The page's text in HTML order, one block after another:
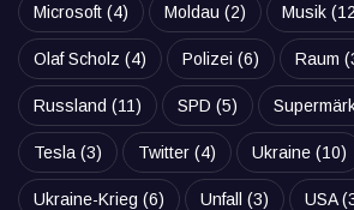
Microsoft (4) Moldau (2) Musik
Olaf Scholz (4) Polizei (6) Raum
Russland (11) SPD (5)
Tesla (3) Twitter (4) Ukraine (10)
Ukraine-Krieg (6) Unfall (3) USA